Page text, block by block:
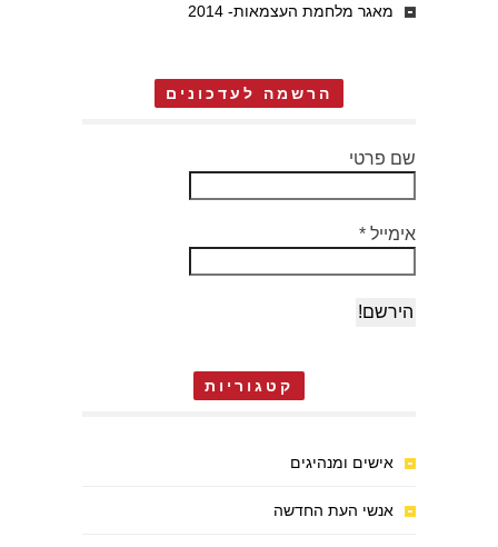
מאגר מלחמת העצמאות- 2014
הרשמה לעדכונים
שם פרטי
אימייל *
קטגוריות
אישים ומנהיגים
אנשי העת החדשה